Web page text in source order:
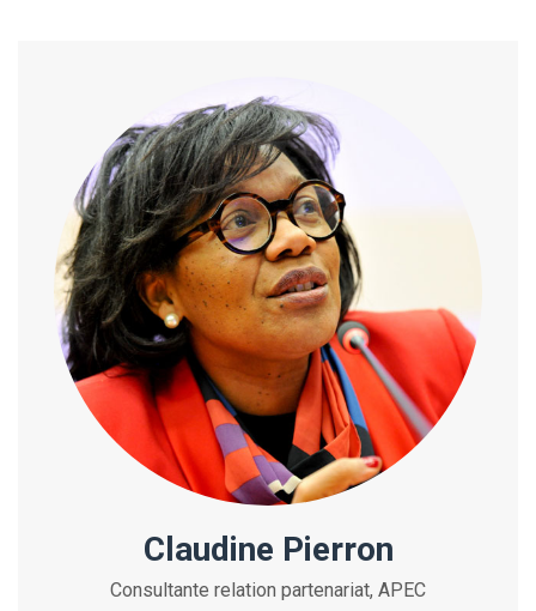
Claudine Pierron
Consultante relation partenariat, APEC